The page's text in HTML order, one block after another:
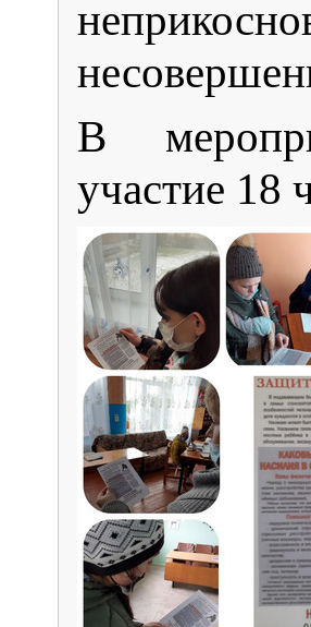
В
участие 18